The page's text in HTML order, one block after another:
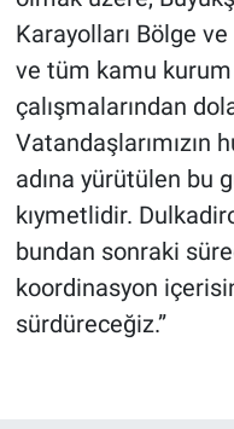
Karayolları Bölge
ve tüm kamu kurum
çalışmalarından
Vatandaşlarımızın
adına yürütülen bu
kıymetlidir.
bundan sonraki
koordinasyon
sürdüreceğiz.”